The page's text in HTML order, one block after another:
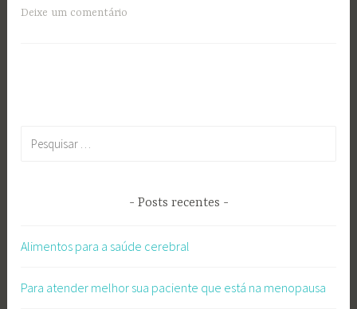
Deixe um comentário
Posts recentes
Alimentos para a saúde cerebral
Para atender melhor sua paciente que está na menopausa